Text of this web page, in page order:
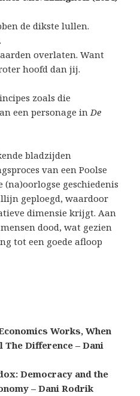
de dikste lullen.
overlaten. Want
hoofd dan jij.
zoals die
een personage inDe
bladzijden
van een Poolse
geschiedenis
geploegd, waardoor
dimensie krijgt. Aan
dood, wat gezien
tot een goede afloop
Works, When
The Difference – Dani
Democracy and the
– Dani Rodrik